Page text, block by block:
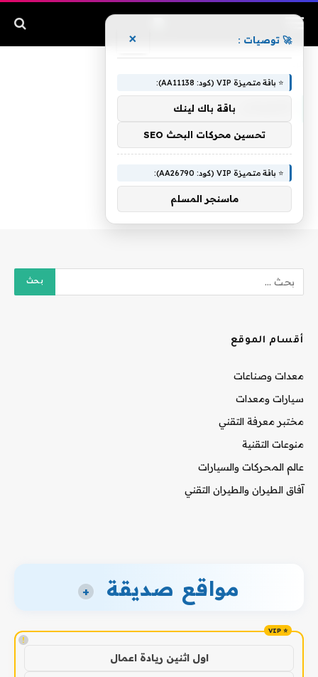
أقسام الموقع
معدات وصناعات
سيارات ومعدات
مختبر معرفة التقني
منوعات التقنية
عالم المحركات والسيارات
آفاق الطيران والطيران التقني
مواقع صديقة +
!
اول اثنين ريادة اعمال
🚀 توصيات : ×
⭐ باقة متميزة VIP (كود: AA11138):
باقة باك لينك
تحسين محركات البحث SEO
⭐ باقة متميزة VIP (كود: AA26790):
ماسنجر المسلم